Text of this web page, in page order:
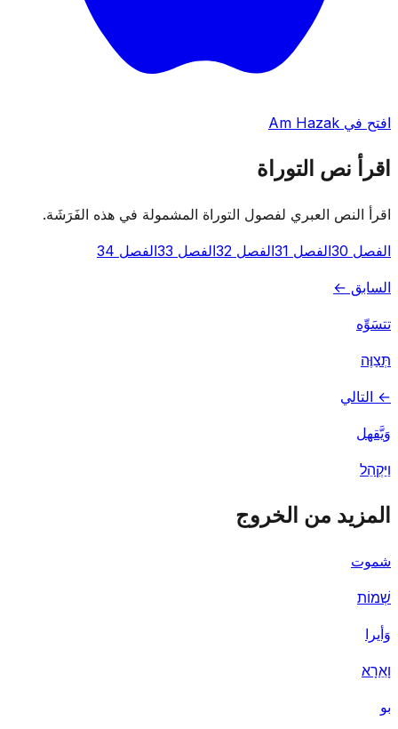
افتح في Am Hazak
اقرأ نص التوراة
اقرأ النص العبري لفصول التوراة المشمولة في هذه الفَرَشَة.
الفصل 30 الفصل 31 الفصل 32 الفصل 33 الفصل 34
السابق ←
تتسَوِّه
תְּצַוֶּה
← التالي
وَيَّقهل
וַיַּקְהֵל
المزيد من الخروج
شموت
שְׁמוֹת
وَأيرا
וָאֵרָא
بو